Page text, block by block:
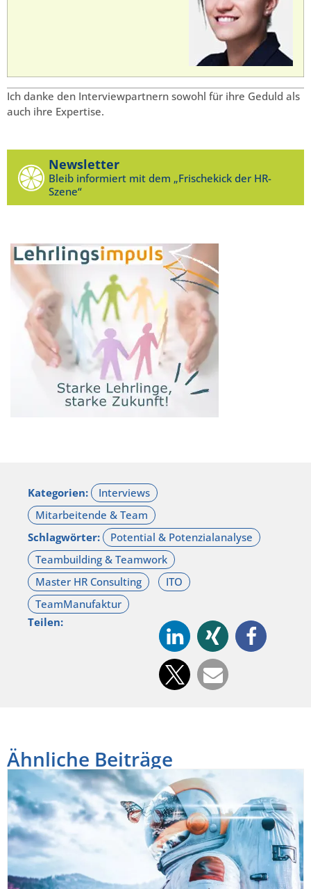
Ich danke den Interviewpartnern sowohl für ihre Geduld als
auch ihre Expertise.
Newsletter
Bleib informiert mit dem „Frischekick der HR-
Szene“
Kategorien:
Schlagwörter:
Teilen:
Ähnliche Beiträge